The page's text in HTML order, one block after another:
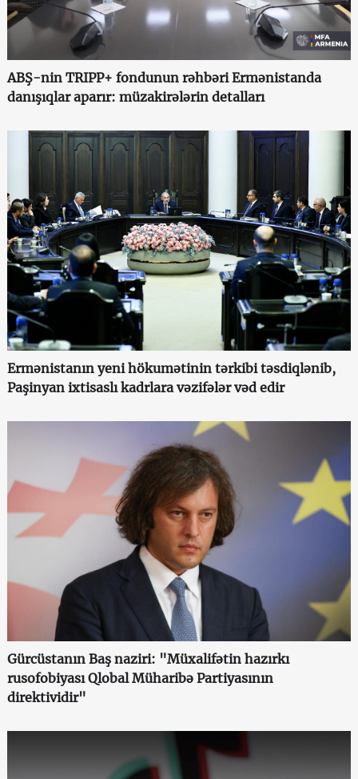
ABŞ-nin TRIPP+ fondunun rəhbəri Ermənistanda
danışıqlar aparır: müzakirələrin detalları
Ermənistanın yeni hökumətinin tərkibi təsdiqlənib,
Paşinyan ixtisaslı kadrlara vəzifələr vəd edir
Gürcüstanın Baş naziri: "Müxalifətin hazırkı
rusofobiyası Qlobal Müharibə Partiyasının
direktividir"